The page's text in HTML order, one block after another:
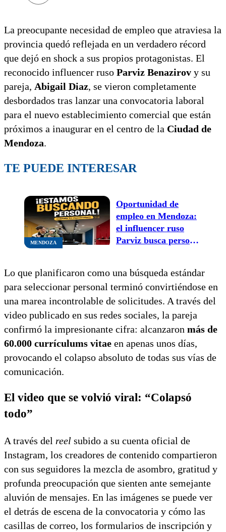
La preocupante necesidad de empleo que atraviesa la
provincia quedó reflejada en un verdadero récord
que dejó en shock a sus propios protagonistas. El
reconocido influencer ruso Parviz Benazirov y su
pareja, Abigail Diaz, se vieron completamente
desbordados tras lanzar una convocatoria laboral
para el nuevo establecimiento comercial que están
próximos a inaugurar en el centro de la Ciudad de
Mendoza.
TE PUEDE INTERESAR
MENDOZA
Oportunidad de
empleo en Mendoza:
el influencer ruso
Parviz busca personal
Lo que planificaron como una búsqueda estándar
para seleccionar personal terminó convirtiéndose en
una marea incontrolable de solicitudes. A través del
video publicado en sus redes sociales, la pareja
confirmó la impresionante cifra: alcanzaron más de
60.000 currículums vitae en apenas unos días,
provocando el colapso absoluto de todas sus vías de
comunicación.
El video que se volvió viral: “Colapsó
todo”
A través del reel subido a su cuenta oficial de
Instagram, los creadores de contenido compartieron
con sus seguidores la mezcla de asombro, gratitud y
profunda preocupación que sienten ante semejante
aluvión de mensajes. En las imágenes se puede ver
el detrás de escena de la convocatoria y cómo las
casillas de correo, los formularios de inscripción y